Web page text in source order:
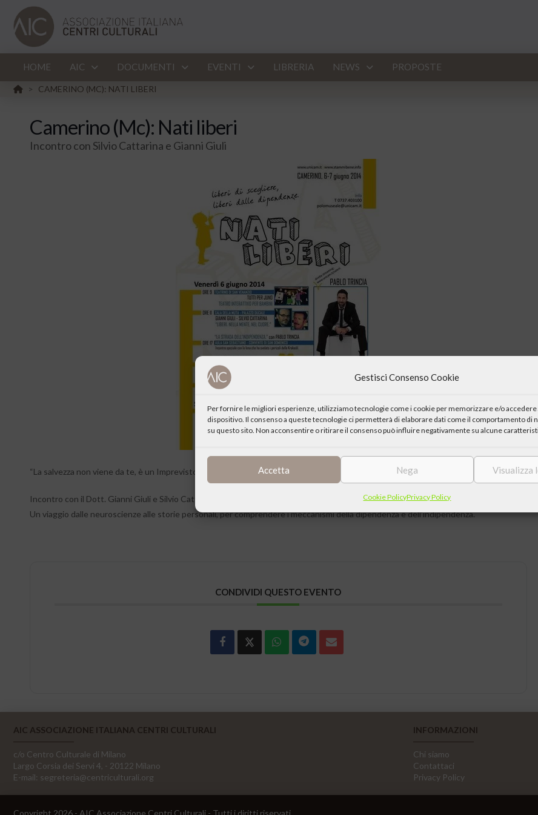
Gestisci Consenso Cookie
Per fornire le migliori esperienze, utilizziamo tecnologie come i cookie per memorizzare e/o
dispositivo. Il consenso a queste tecnologie ci permetterà di elaborare dati come il comportamento di
su questo sito. Non acconsentire o ritirare il consenso può influire negativamente su alcune
Accetta Nega Visualizza
Cookie PolicyPrivacy Policy
HOME AIC DOCUMENTI EVENTI LIBRERIA NEWS PROPOSTE
HOME
> CAMERINO (MC): NATI LIBERI
Camerino (Mc): Nati liberi
Incontro con Silvio Cattarina e Gianni Giuli
“La salvezza non viene da te, è un Imprevisto che ti viene incontro e ti cambia la vita” (Silvio Cattarina)
Incontro con il Dott. Gianni Giuli e Silvio Cattarina, fondatore della comunità terapeutica educativa “L’Imprevisto” di Pesaro.
Un viaggio dalle neuroscienze alle storie personali, per comprendere i meccanismi della dipendenza e dell’indipendenza.
CONDIVIDI QUESTO EVENTO
AIC ASSOCIAZIONE ITALIANA CENTRI CULTURALI
c/o Centro Culturale di Milano
Largo Corsia dei Servi 4, - 20122 Milano
E-mail: segreteria@centriculturali.org
INFORMAZIONI
Chi siamo
Contattaci
Privacy Policy
Copyright 2026 - AIC Associazione Centri Culturali - Tutti i diritti riservati